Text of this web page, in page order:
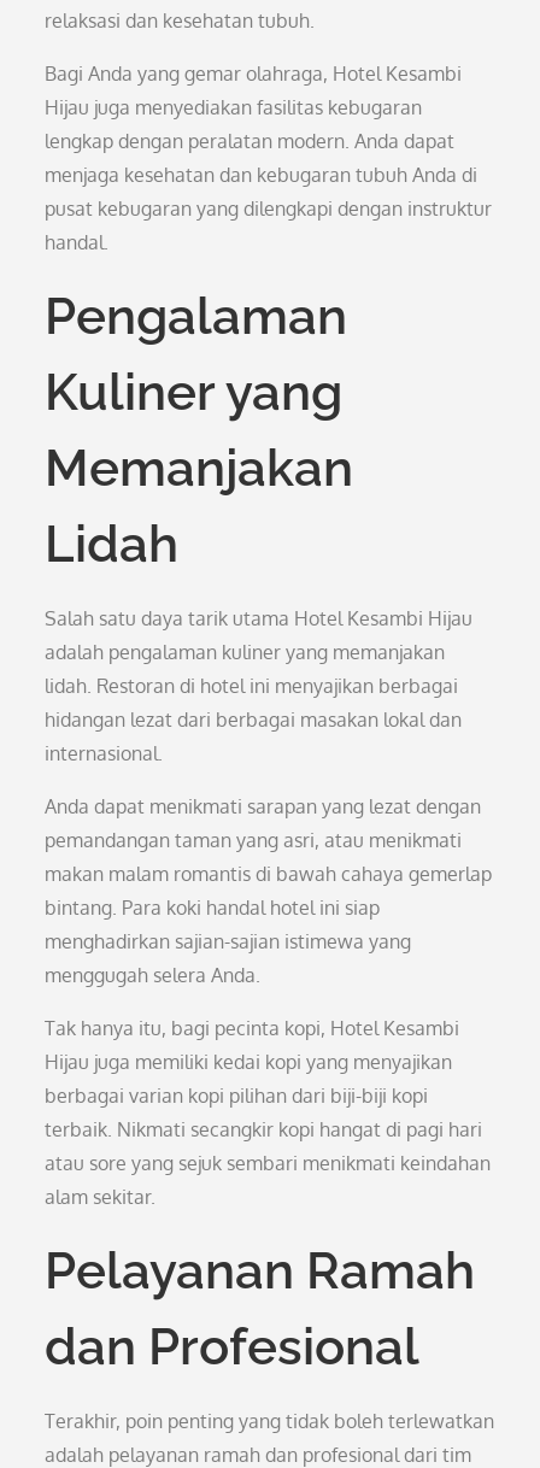
relaksasi dan kesehatan tubuh.
Bagi Anda yang gemar olahraga, Hotel Kesambi
Hijau juga menyediakan fasilitas kebugaran
lengkap dengan peralatan modern. Anda dapat
menjaga kesehatan dan kebugaran tubuh Anda di
pusat kebugaran yang dilengkapi dengan instruktur
handal.
Pengalaman
Kuliner yang
Memanjakan
Lidah
Salah satu daya tarik utama Hotel Kesambi Hijau
adalah pengalaman kuliner yang memanjakan
lidah. Restoran di hotel ini menyajikan berbagai
hidangan lezat dari berbagai masakan lokal dan
internasional.
Anda dapat menikmati sarapan yang lezat dengan
pemandangan taman yang asri, atau menikmati
makan malam romantis di bawah cahaya gemerlap
bintang. Para koki handal hotel ini siap
menghadirkan sajian-sajian istimewa yang
menggugah selera Anda.
Tak hanya itu, bagi pecinta kopi, Hotel Kesambi
Hijau juga memiliki kedai kopi yang menyajikan
berbagai varian kopi pilihan dari biji-biji kopi
terbaik. Nikmati secangkir kopi hangat di pagi hari
atau sore yang sejuk sembari menikmati keindahan
alam sekitar.
Pelayanan Ramah
dan Profesional
Terakhir, poin penting yang tidak boleh terlewatkan
adalah pelayanan ramah dan profesional dari tim